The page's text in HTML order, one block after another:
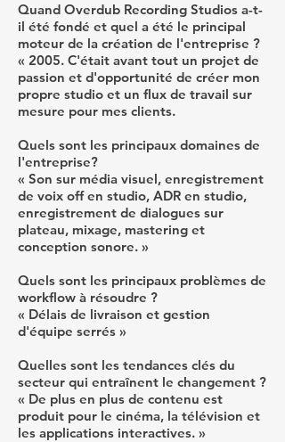
Quand Overdub Recording Studios a-t-
il été fondé et quel a été le principal
moteur de la création de l'entreprise ?
« 2005. C'était avant tout un projet de
passion et d'opportunité de créer mon
propre studio et un flux de travail sur
mesure pour mes clients.
Quels sont les principaux domaines de
l'entreprise?
« Son sur média visuel, enregistrement
de voix off en studio, ADR en studio,
enregistrement de dialogues sur
plateau, mixage, mastering et
conception sonore. »
Quels sont les principaux problèmes de
workflow à résoudre ?
« Délais de livraison et gestion
d'équipe serrés »
Quelles sont les tendances clés du
secteur qui entraînent le changement ?
« De plus en plus de contenu est
produit pour le cinéma, la télévision et
les applications interactives. »